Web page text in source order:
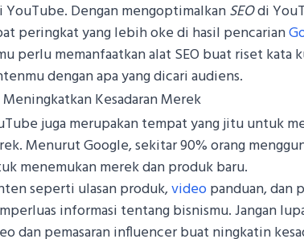
YouTube. Dengan mengoptimalkanSEOdi
peringkat yang lebih oke di hasil pencarian
perlu memanfaatkan alat SEO buat riset kata
dengan apa yang dicari audiens.
Kesadaran Merek
juga merupakan tempat yang jitu untuk
Menurut Google, sekitar 90% orang
menemukan merek dan produk baru.
seperti ulasan produk,videopanduan, dan
informasi tentang bisnismu. Jangan
dan pemasaran influencer buat ningkatin